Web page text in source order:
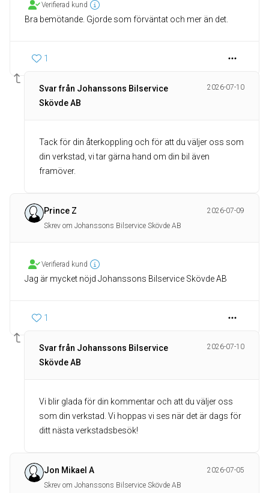
Verifierad kund
Bra bemötande. Gjorde som förväntat och mer än det.
1
Svar från Johanssons Bilservice
Skövde AB
2026-07-10
Tack för din återkoppling och för att du väljer oss som
din verkstad, vi tar gärna hand om din bil även
framöver.
Prince Z
2026-07-09
Skrev om Johanssons Bilservice Skövde AB
Verifierad kund
Jag är mycket nöjd Johanssons Bilservice Skövde AB
1
Svar från Johanssons Bilservice
Skövde AB
2026-07-10
Vi blir glada för din kommentar och att du väljer oss
som din verkstad. Vi hoppas vi ses när det är dags för
ditt nästa verkstadsbesök!
Jon Mikael A
2026-07-05
Skrev om Johanssons Bilservice Skövde AB